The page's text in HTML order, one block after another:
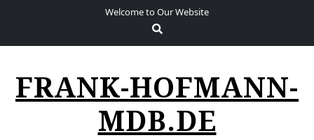
Welcome to Our Website
FRANK-HOFMANN-
MDB.DE